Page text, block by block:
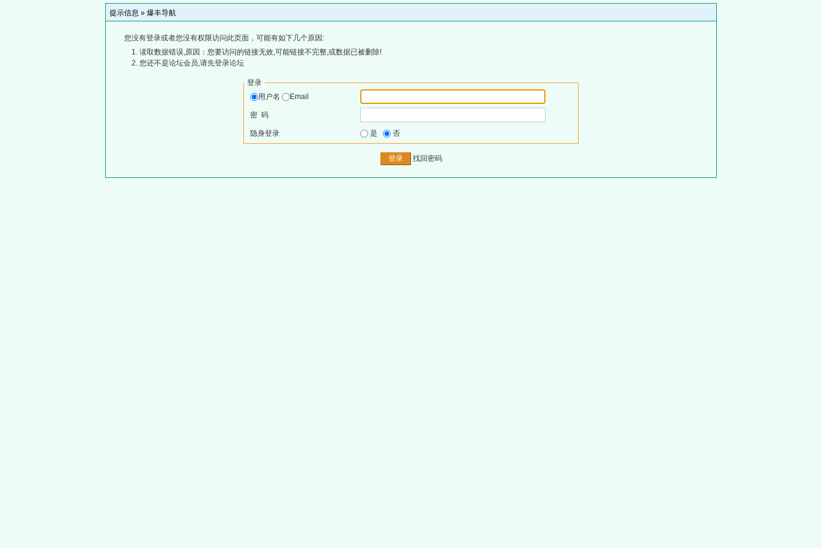
提示信息 » 爆丰导航
您没有登录或者您没有权限访问此页面，可能有如下几个原因:
读取数据错误,原因：您要访问的链接无效,可能链接不完整,或数据已被删除!
您还不是论坛会员,请先登录论坛
登录
用户名
Email
密 码
隐身登录 是 否
找回密码